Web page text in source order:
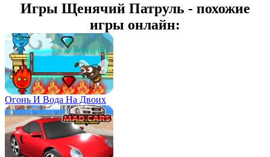
Игры Щенячий Патруль - похожие
игры онлайн:
Огонь И Вода На Двоих